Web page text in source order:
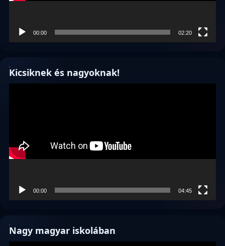
00:00 02:20
Kicsiknek és nagyoknak!
00:00 04:45
Nagy magyar iskolában